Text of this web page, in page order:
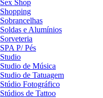
Sex Shop
Shopping
Sobrancelhas
Soldas e Alumínios
Sorveteria
SPA P/ Pés
Studio
Studio de Música
Studio de Tatuagem
Stúdio Fotográfico
Stúdios de Tattoo